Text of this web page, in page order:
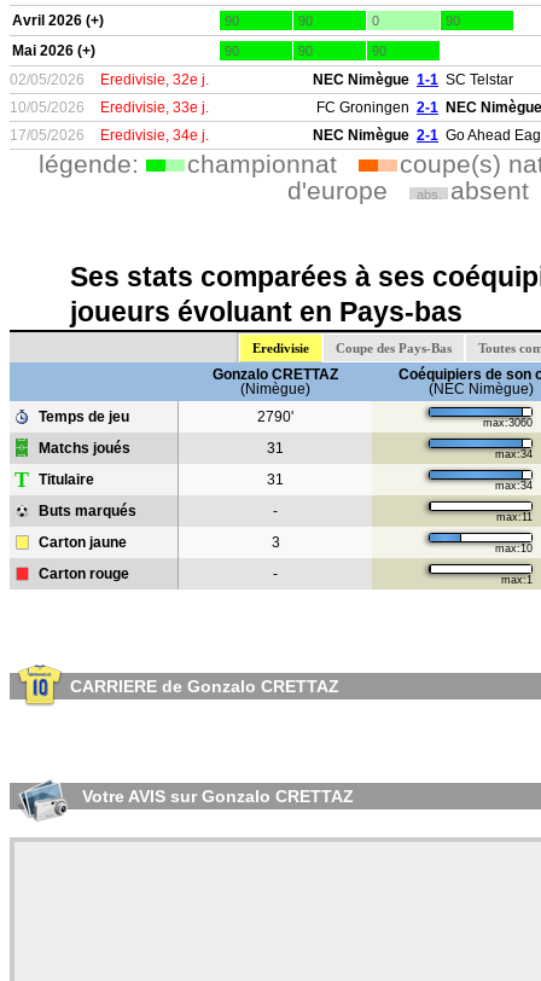
Avril 2026 (+) 90 90 0 90
Mai 2026 (+) 90 90 90
02/05/2026 Eredivisie, 32e j. NEC Nimègue 1-1 SC Telstar
10/05/2026
Eredivisie, 33e j. FC Groningen 2-1 NEC Nimègue
17/05/2026
Eredivisie, 34e j. NEC Nimègue 2-1 Go Ahead
légende: championnat
coupe(s)
d'europe
abs. absent
Ses stats comparées à ses
joueurs évoluant en Pays-bas
Eredivisie Coupe des Pays-Bas Toutes
Gonzalo CRETTAZ
(Nimègue)
Coéquipiers de son
(NEC Nimègue)
Temps de jeu
2790' max:3060
Matchs joués 31 max:34
T Titulaire 31 max:34
Buts marqués - max:11
Carton jaune 3 max:10
Carton rouge - max:1
CARRIERE de Gonzalo CRETTAZ
Votre AVIS sur Gonzalo CRETTAZ